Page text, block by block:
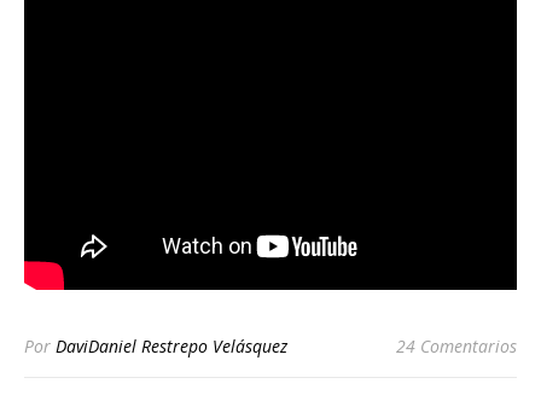
Por DaviDaniel Restrepo Velásquez 24 Comentarios